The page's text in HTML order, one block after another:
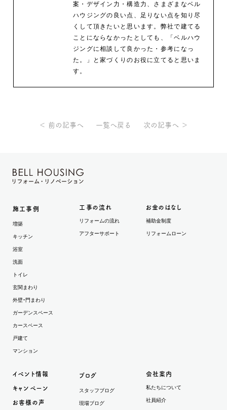
案・デザイン力・構造力、さまざまなベル
ハウジングの良い点、足りない点を知り尽
くして頂きたいと思います。弊社で建てる
ことにならなかったとしても、「ベルハウ
ジングに相談して良かった・参考になっ
た。」と家づくりのお役に立てると思いま
す。
＜ 前の記事へ 一覧へ戻る 次の記事へ ＞
施工事例
増築
キッチン
浴室
洗面
トイレ
玄関まわり
外壁・門まわり
ガーデンスペース
カースペース
戸建て
マンション
工事の流れ
リフォームの流れ
アフターサポート
お金のはなし
補助金制度
リフォームローン
イベント情報
キャンペーン
お客様の声
ブログ
スタッフブログ
現場ブログ
会社案内
私たちについて
社員紹介